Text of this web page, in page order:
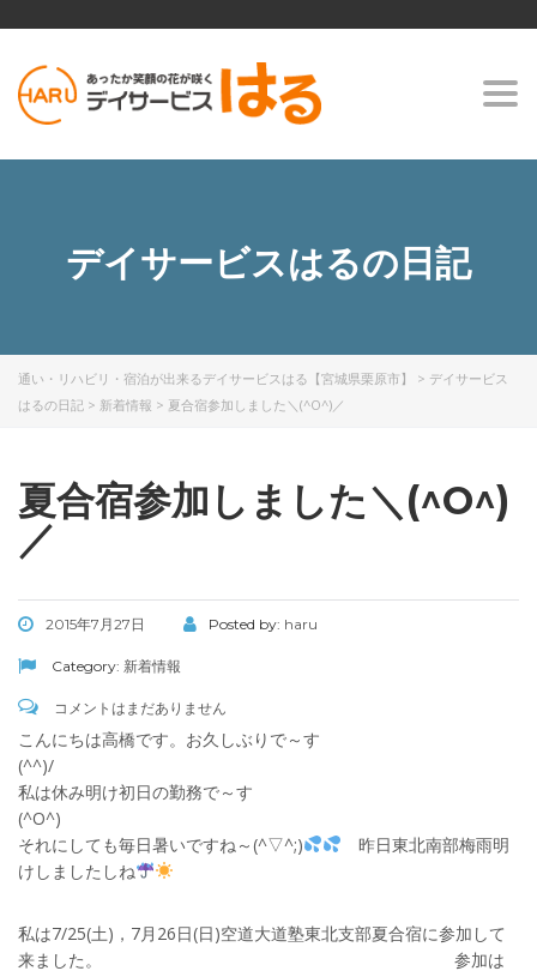
デイサービスはるの日記
通い・リハビリ・宿泊が出来るデイサービスはる【宮城県栗原市】 > デイサービス
はるの日記 > 新着情報 > 夏合宿参加しました＼(^O^)／
夏合宿参加しました＼(^O^)
／
2015年7月27日 Posted by: haru
Category: 新着情報
コメントはまだありません
こんにちは高橋です。お久しぶりで～す
私は休み明け初日の勤務で～す
それにしても毎日暑いですね～(^▽^;)
昨日東北南部梅雨明
けしましたしね
私は7/25(土)，7月26日(日)空道大道塾東北支部夏合宿に参加して
来ました。 参加は